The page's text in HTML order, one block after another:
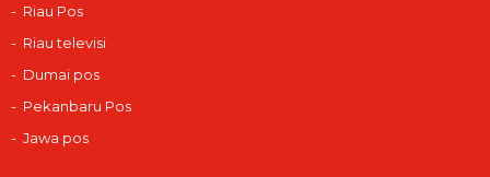
Riau Pos
Riau televisi
Dumai pos
Pekanbaru Pos
Jawa pos